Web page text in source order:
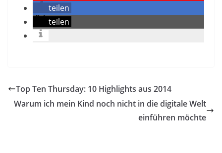
teilen
teilen
Top Ten Thursday: 10 Highlights aus 2014
Warum ich mein Kind noch nicht in die digitale Welt
einführen möchte